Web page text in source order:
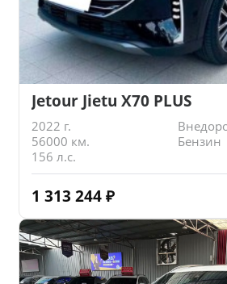
Jetour Jietu X70 PLUS
2022 г.
56000 км.
Бензин
156 л.с.
1 313 244 ₽